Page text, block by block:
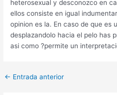
heterosexual y desconozco en
ellos consiste en igual
opinion es la. En caso de que es
desplazandolo hacia el pelo has
asi­ como ?permite un
Post
← Entrada anterior